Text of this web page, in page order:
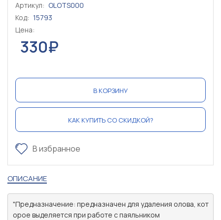
Артикул: OLOTS000
Код: 15793
Цена:
330₽
В КОРЗИНУ
КАК КУПИТЬ СО СКИДКОЙ?
В избранное
ОПИСАНИЕ
"Предназначение: предназначен для удаления олова, кот
орое выделяется при работе с паяльником